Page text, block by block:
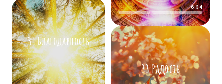
34 Благодарность
6:34
33 Радость